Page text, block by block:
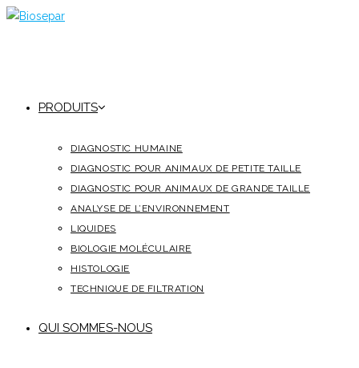
PRODUITS
DIAGNOSTIC HUMAINE
DIAGNOSTIC POUR ANIMAUX DE PETITE TAILLE
DIAGNOSTIC POUR ANIMAUX DE GRANDE TAILLE
ANALYSE DE L’ENVIRONNEMENT
LIQUIDES
BIOLOGIE MOLÉCULAIRE
HISTOLOGIE
TECHNIQUE DE FILTRATION
QUI SOMMES-NOUS